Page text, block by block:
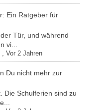
Ein Ratgeber für
Tür, und während
vi...
, Vor 2 Jahren
Du nicht mehr zur
Die Schulferien sind zu